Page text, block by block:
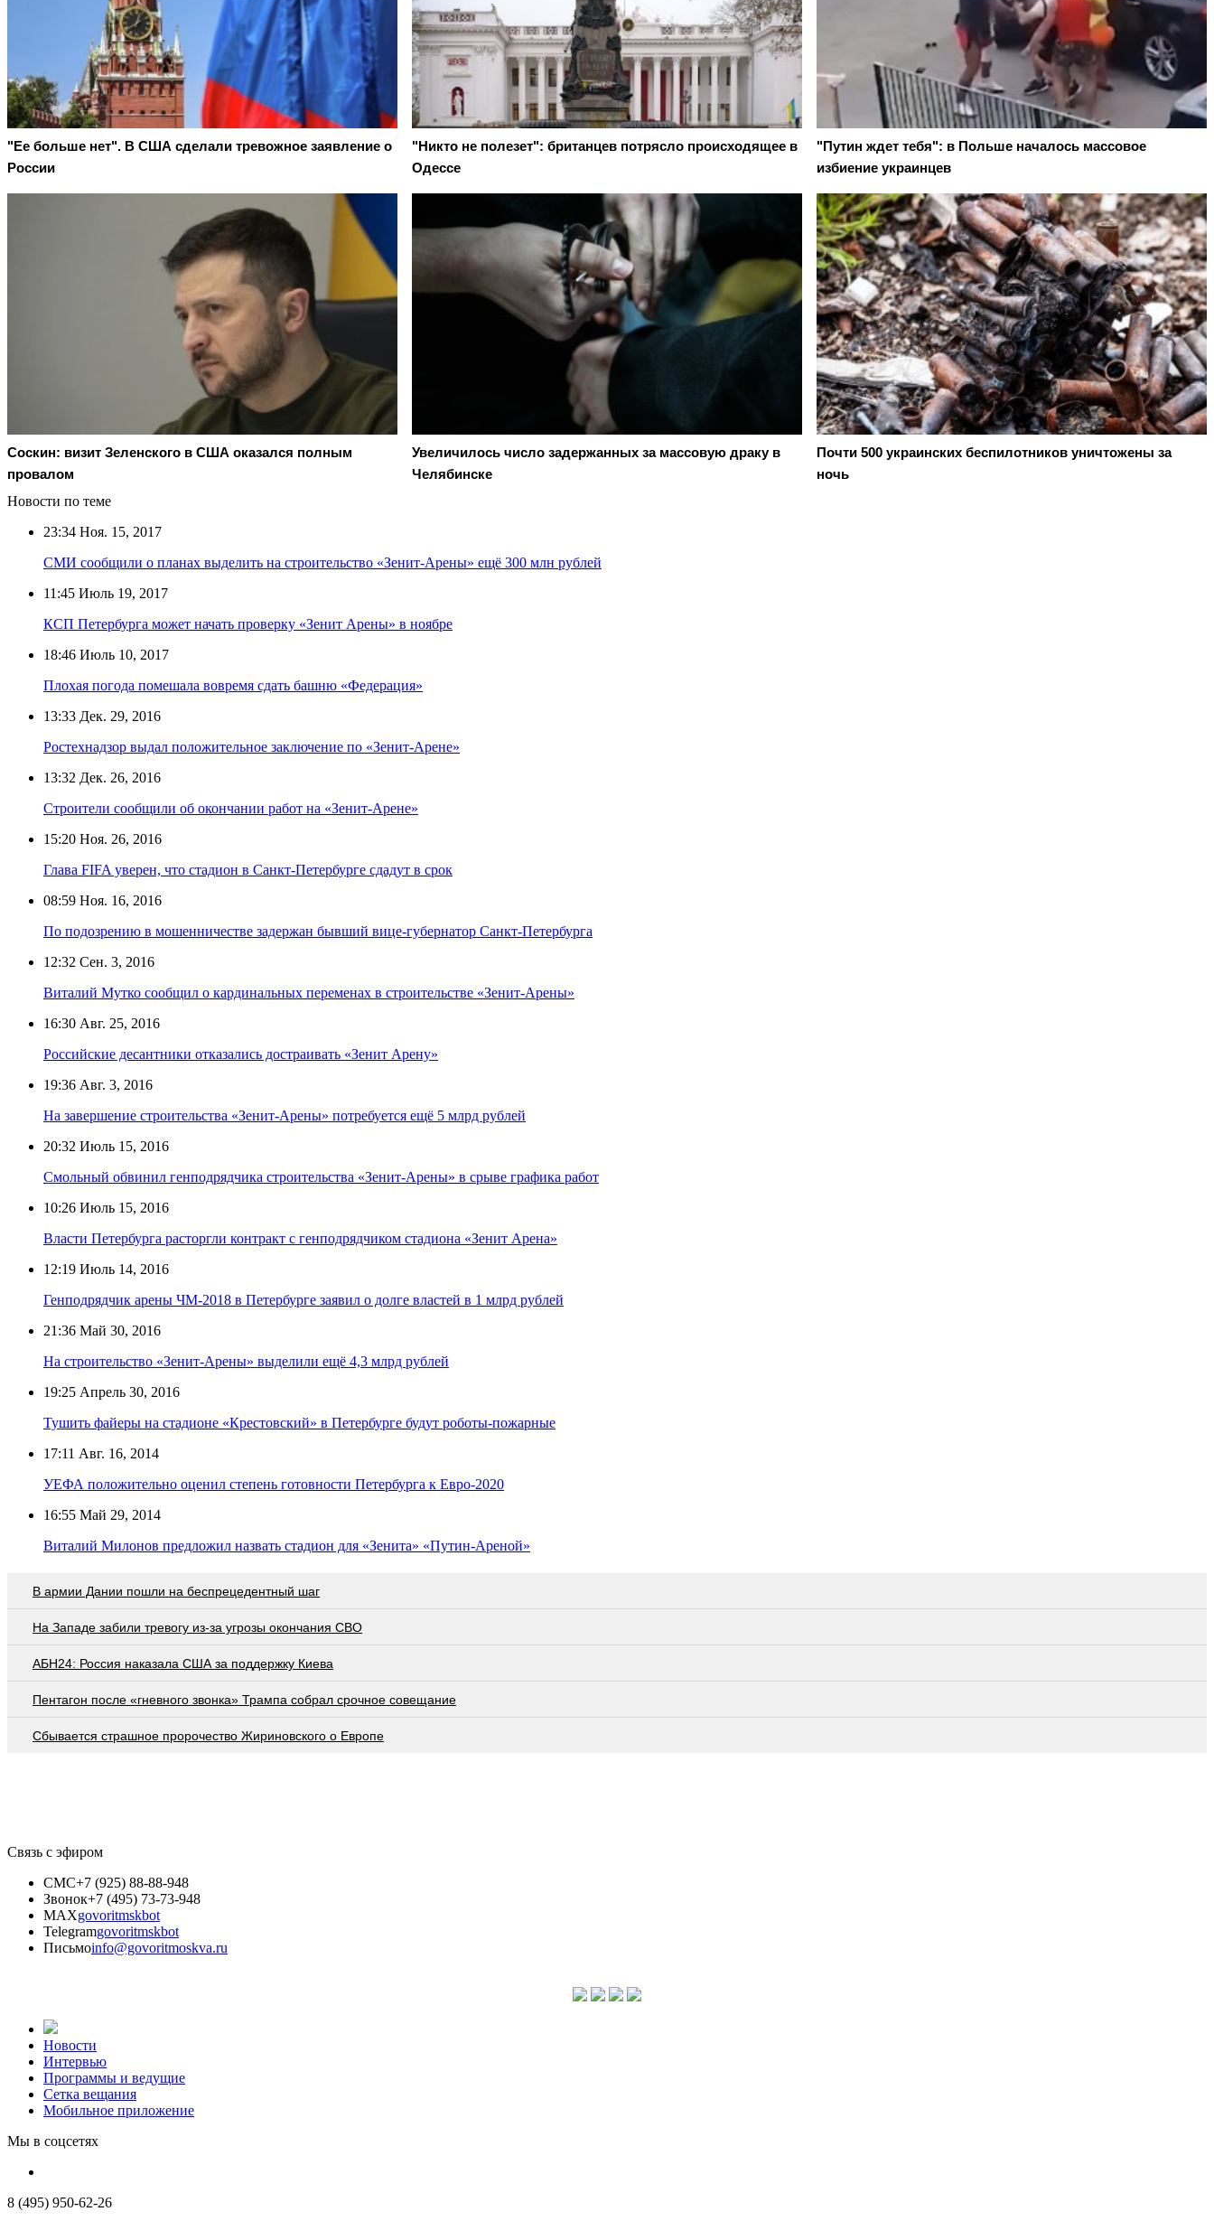
"Ее больше нет". В США сделали тревожное заявление о
России
"Никто не полезет": британцев потрясло происходящее в
Одессе
"Путин ждет тебя": в Польше началось массовое
избиение украинцев
Соскин: визит Зеленского в США оказался полным
провалом
Увеличилось число задержанных за массовую драку в
Челябинске
Почти 500 украинских беспилотников уничтожены за
ночь
Новости по теме
23:34 Ноя. 15, 2017
СМИ сообщили о планах выделить на строительство «Зенит-Арены» ещё 300 млн рублей
11:45 Июль 19, 2017
КСП Петербурга может начать проверку «Зенит Арены» в ноябре
18:46 Июль 10, 2017
Плохая погода помешала вовремя сдать башню «Федерация»
13:33 Дек. 29, 2016
Ростехнадзор выдал положительное заключение по «Зенит-Арене»
13:32 Дек. 26, 2016
Строители сообщили об окончании работ на «Зенит-Арене»
15:20 Ноя. 26, 2016
Глава FIFA уверен, что стадион в Санкт-Петербурге сдадут в срок
08:59 Ноя. 16, 2016
По подозрению в мошенничестве задержан бывший вице-губернатор Санкт-Петербурга
12:32 Сен. 3, 2016
Виталий Мутко сообщил о кардинальных переменах в строительстве «Зенит-Арены»
16:30 Авг. 25, 2016
Российские десантники отказались достраивать «Зенит Арену»
19:36 Авг. 3, 2016
На завершение строительства «Зенит-Арены» потребуется ещё 5 млрд рублей
20:32 Июль 15, 2016
Смольный обвинил генподрядчика строительства «Зенит-Арены» в срыве графика работ
10:26 Июль 15, 2016
Власти Петербурга расторгли контракт с генподрядчиком стадиона «Зенит Арена»
12:19 Июль 14, 2016
Генподрядчик арены ЧМ-2018 в Петербурге заявил о долге властей в 1 млрд рублей
21:36 Май 30, 2016
На строительство «Зенит-Арены» выделили ещё 4,3 млрд рублей
19:25 Апрель 30, 2016
Тушить файеры на стадионе «Крестовский» в Петербурге будут роботы-пожарные
17:11 Авг. 16, 2014
УЕФА положительно оценил степень готовности Петербурга к Евро-2020
16:55 Май 29, 2014
Виталий Милонов предложил назвать стадион для «Зенита» «Путин-Ареной»
В армии Дании пошли на беспрецедентный шаг
На Западе забили тревогу из-за угрозы окончания СВО
АБН24: Россия наказала США за поддержку Киева
Пентагон после «гневного звонка» Трампа собрал срочное совещание
Сбывается страшное пророчество Жириновского о Европе
Связь с эфиром
СМС+7 (925) 88-88-948
Звонок+7 (495) 73-73-948
MAXgovoritmskbot
Telegramgovoritmskbot
Письмоinfo@govoritmoskva.ru
Новости
Интервью
Программы и ведущие
Сетка вещания
Мобильное приложение
Мы в соцсетях
8 (495) 950-62-26